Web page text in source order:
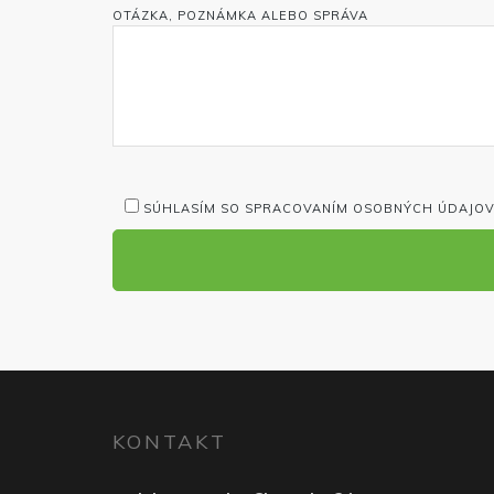
OTÁZKA, POZNÁMKA ALEBO SPRÁVA
SÚHLASÍM SO SPRACOVANÍM OSOBNÝCH
KONTAKT